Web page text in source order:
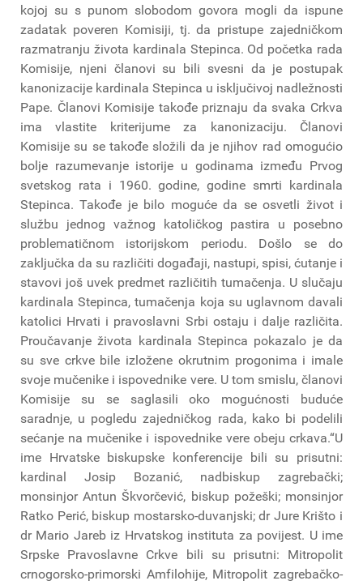
kojoj su s punom slobodom govora mogli da ispune
zadatak poveren Komisiji, tj. da pristupe zajedničkom
razmatranju života kardinala Stepinca. Od početka rada
Komisije, njeni članovi su bili svesni da je postupak
kanonizacije kardinala Stepinca u isključivoj nadležnosti
Pape. Članovi Komisije takođe priznaju da svaka Crkva
ima vlastite kriterijume za kanonizaciju. Članovi
Komisije su se takođe složili da je njihov rad omogućio
bolje razumevanje istorije u godinama između Prvog
svetskog rata i 1960. godine, godine smrti kardinala
Stepinca. Takođe je bilo moguće da se osvetli život i
službu jednog važnog katoličkog pastira u posebno
problematičnom istorijskom periodu. Došlo se do
zaključka da su različiti događaji, nastupi, spisi, ćutanje i
stavovi još uvek predmet različitih tumačenja. U slučaju
kardinala Stepinca, tumačenja koja su uglavnom davali
katolici Hrvati i pravoslavni Srbi ostaju i dalje različita.
Proučavanje života kardinala Stepinca pokazalo je da
su sve crkve bile izložene okrutnim progonima i imale
svoje mučenike i ispovednike vere. U tom smislu, članovi
Komisije su se saglasili oko mogućnosti buduće
saradnje, u pogledu zajedničkog rada, kako bi podelili
sećanje na mučenike i ispovednike vere obeju crkava.“U
ime Hrvatske biskupske konferencije bili su prisutni:
kardinal Josip Bozanić, nadbiskup zagrebački;
monsinjor Antun Škvorčević, biskup požeški; monsinjor
Ratko Perić, biskup mostarsko-duvanjski; dr Jure Krišto i
dr Mario Jareb iz Hrvatskog instituta za povijest. U ime
Srpske Pravoslavne Crkve bili su prisutni: Mitropolit
crnogorsko-primorski Amfilohije, Mitropolit zagrebačko-